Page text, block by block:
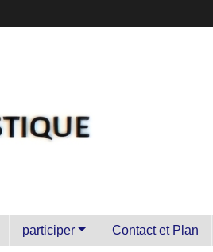
participer Contact et Plan